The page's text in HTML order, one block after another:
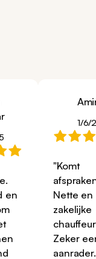
en
1/6/
"Komt
Nette en
zakelijke
Zeker